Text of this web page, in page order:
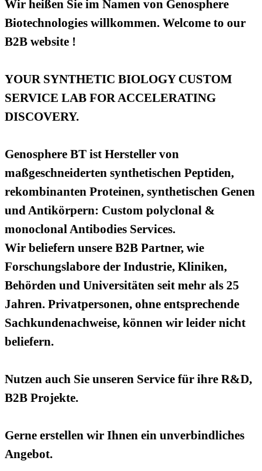
Wir heißen Sie im Namen von Genosphere
Biotechnologies willkommen. Welcome to our
B2B website !
YOUR SYNTHETIC BIOLOGY CUSTOM
SERVICE LAB FOR ACCELERATING
DISCOVERY.
Genosphere BT ist Hersteller von
maßgeschneiderten synthetischen Peptiden,
rekombinanten Proteinen, synthetischen Genen
und Antikörpern: Custom polyclonal &
monoclonal Antibodies Services.
Wir beliefern unsere B2B Partner, wie
Forschungslabore der Industrie, Kliniken,
Behörden und Universitäten seit mehr als 25
Jahren. Privatpersonen, ohne entsprechende
Sachkundenachweise, können wir leider nicht
beliefern.
Nutzen auch Sie unseren Service für ihre R&D,
B2B Projekte.
Gerne erstellen wir Ihnen ein unverbindliches
Angebot.